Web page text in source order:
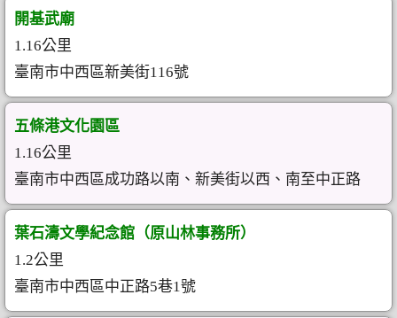
開基武廟
1.16公里
臺南市中西區新美街116號
五條港文化園區
1.16公里
臺南市中西區成功路以南、新美街以西、南至中正路
葉石濤文學紀念館（原山林事務所）
1.2公里
臺南市中西區中正路5巷1號